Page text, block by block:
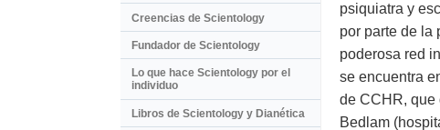
psiquiatra y
por parte de la
poderosa red
se encuentra
de CCHR, que
Bedlam
Creencias de Scientology
Fundador de Scientology
Lo que hace Scientology por el
individuo
Libros de Scientology y Dianética